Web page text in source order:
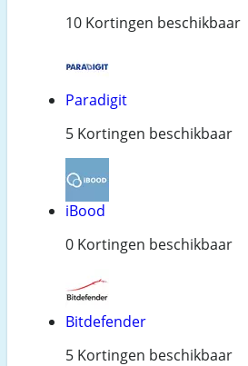
10 Kortingen beschikbaar
Paradigit
5 Kortingen beschikbaar
iBood
0 Kortingen beschikbaar
Bitdefender
5 Kortingen beschikbaar